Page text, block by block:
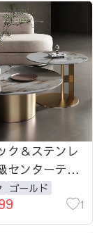
ク＆ステンレ
センターテー
ト｜おしゃれ
グに最適 fdl-
ゴールド
1